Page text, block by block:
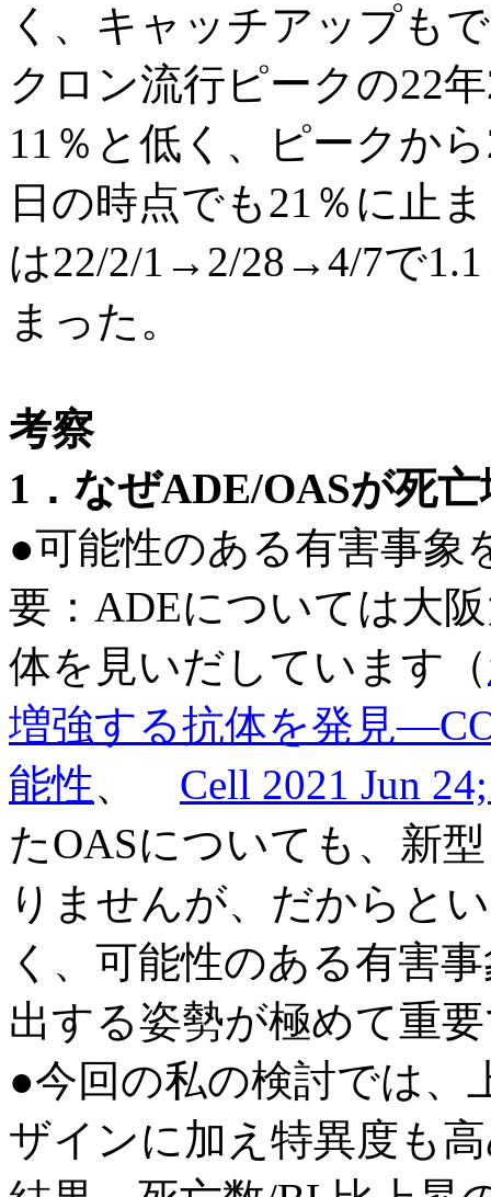
く、キャッチアップも
クロン流行ピークの22
11％と低く、ピークか
日の時点でも21％に止
は22/2/1→2/28→4/7で
まった。
考察
1．なぜADE/OASが死
●可能性のある有害事象
要：ADEについては大
体を見いだしています（
増強する抗体を発見
能性、 Cell 2021 Jun
たOASについても、新
りませんが、だからと
く、可能性のある有害
出する姿勢が極めて重
●今回の私の検討では、
ザインに加え特異度も